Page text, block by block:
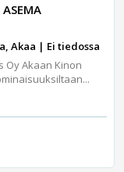
Akaa | Ei tiedossa
Oy Akaan Kinon